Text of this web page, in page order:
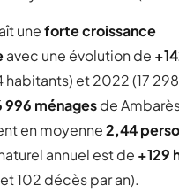
uneforte croissance
avec une évolution de
habitants) et 2022 (17 298
996 ménagesde
en moyenne2,44
annuel est de +129
102 décès par an).